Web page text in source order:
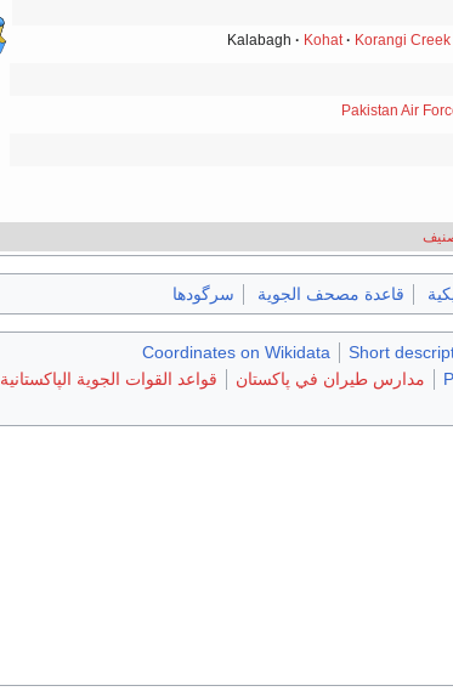
Kalabagh Kohat Korangi Creek
Pakistan Air
قاعدة مصحف الجوية سرگودھا
Short
Coordinates on Wikidata
مدارس طيران في پاكستان
قواعد القوات الجوية الپاكستانية